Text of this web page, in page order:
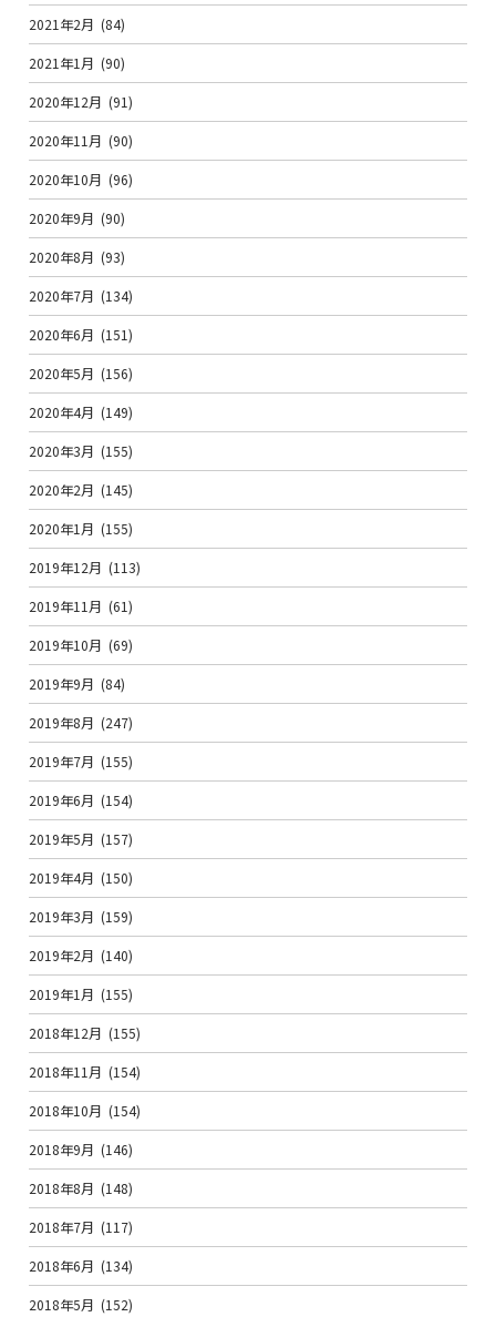
2021年2月 (84)
2021年1月 (90)
2020年12月 (91)
2020年11月 (90)
2020年10月 (96)
2020年9月 (90)
2020年8月 (93)
2020年7月 (134)
2020年6月 (151)
2020年5月 (156)
2020年4月 (149)
2020年3月 (155)
2020年2月 (145)
2020年1月 (155)
2019年12月 (113)
2019年11月 (61)
2019年10月 (69)
2019年9月 (84)
2019年8月 (247)
2019年7月 (155)
2019年6月 (154)
2019年5月 (157)
2019年4月 (150)
2019年3月 (159)
2019年2月 (140)
2019年1月 (155)
2018年12月 (155)
2018年11月 (154)
2018年10月 (154)
2018年9月 (146)
2018年8月 (148)
2018年7月 (117)
2018年6月 (134)
2018年5月 (152)